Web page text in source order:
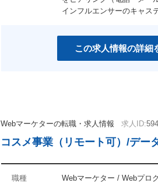
インフルエンサーのキャス
この求人情報の詳細
Webマーケターの転職・求人情報 求人ID:
コスメ事業（リモート可）/デー
職種 Webマーケター / Webプロ